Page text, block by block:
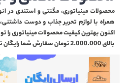
محصولات مینیاتوری، مگنتی و استندی در
همراه با لوازم تحریر جذاب و دوست
اکنون بهترین کیفیت محصولات مینیاتوری را
بالای 2.000.000 تومان سفارش شما رایگان تحویل داده میشود.